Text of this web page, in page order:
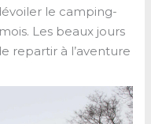
le camping-
Les beaux jours
repartir à l’aventure